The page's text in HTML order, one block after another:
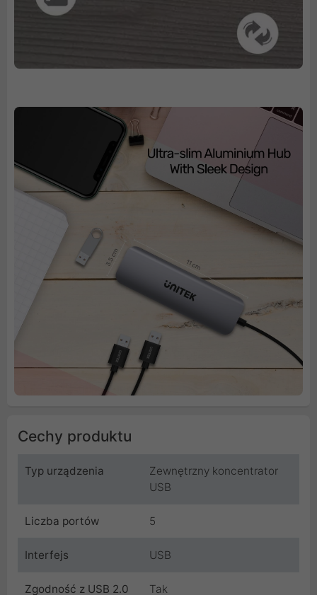
Cechy produktu
Typ urządzenia
Zewnętrzny koncentrator
USB
Liczba portów 5
Interfejs USB
Zgodność z USB 2.0 Tak